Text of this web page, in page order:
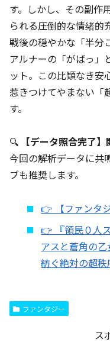
す。しかし、その副作
られる圧倒的な情绪的
戦後の穏やかな「半分
アルナーの「がばっ」
ット。この比類なき安
惹きつけてやまない「
す。
🔍 【データ照合完了
今回の解析データに共
ブも推奨します。
👉 【ファンタ
👉 『領民０人
アスと蒼角の
紡ぐ絶対の超
ファンタジー
ス